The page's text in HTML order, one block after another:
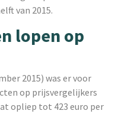
van 2015.
lopen op
2015) was er voor
op prijsvergelijkers
opliep tot 423 euro per